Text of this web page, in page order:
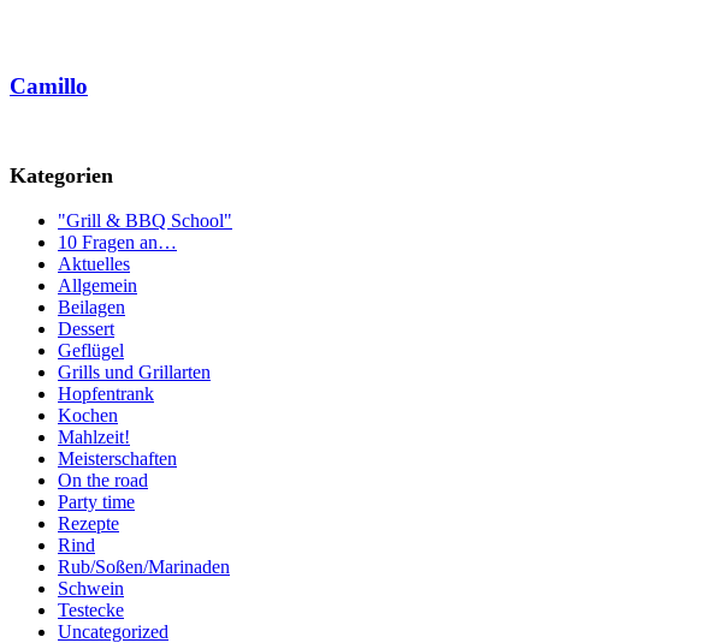
Camillo
Kategorien
"Grill & BBQ School"
10 Fragen an…
Aktuelles
Allgemein
Beilagen
Dessert
Geflügel
Grills und Grillarten
Hopfentrank
Kochen
Mahlzeit!
Meisterschaften
On the road
Party time
Rezepte
Rind
Rub/Soßen/Marinaden
Schwein
Testecke
Uncategorized